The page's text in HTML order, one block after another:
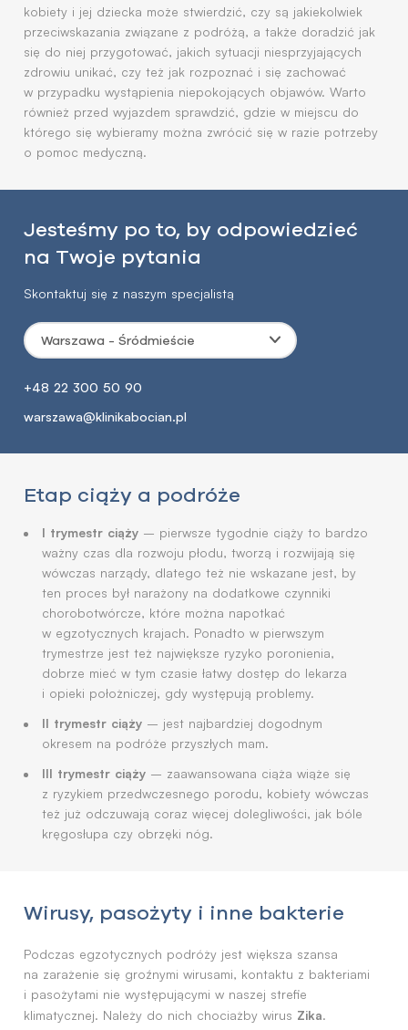
kobiety i jej dziecka może stwierdzić, czy są jakiekolwiek
przeciwskazania związane z podróżą, a także doradzić jak
się do niej przygotować, jakich sytuacji niesprzyjających
zdrowiu unikać, czy też jak rozpoznać i się zachować
w przypadku wystąpienia niepokojących objawów. Warto
również przed wyjazdem sprawdzić, gdzie w miejscu do
którego się wybieramy można zwrócić się w razie potrzeby
o pomoc medyczną.
Jesteśmy po to, by odpowiedzieć
na Twoje pytania
Skontaktuj się z naszym specjalistą
Warszawa - Śródmieście
+48 22 300 50 90
warszawa@klinikabocian.pl
Etap ciąży a podróże
I trymestr ciąży – pierwsze tygodnie ciąży to bardzo
ważny czas dla rozwoju płodu, tworzą i rozwijają się
wówczas narządy, dlatego też nie wskazane jest, by
ten proces był narażony na dodatkowe czynniki
chorobotwórcze, które można napotkać
w egzotycznych krajach. Ponadto w pierwszym
trymestrze jest też największe ryzyko poronienia,
dobrze mieć w tym czasie łatwy dostęp do lekarza
i opieki położniczej, gdy występują problemy.
II trymestr ciąży – jest najbardziej dogodnym
okresem na podróże przyszłych mam.
III trymestr ciąży – zaawansowana ciąża wiąże się
z ryzykiem przedwczesnego porodu, kobiety wówczas
też już odczuwają coraz więcej dolegliwości, jak bóle
kręgosłupa czy obrzęki nóg.
Wirusy, pasożyty i inne bakterie
Podczas egzotycznych podróży jest większa szansa
na zarażenie się groźnymi wirusami, kontaktu z bakteriami
i pasożytami nie występującymi w naszej strefie
klimatycznej. Należy do nich chociażby wirus Zika.